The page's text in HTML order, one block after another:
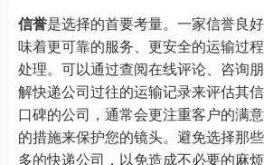
信誉是选择的首要考量。一家信誉良
味着更可靠的服务、更安全的运输过
处理。可以通过查阅在线评论、咨询
解快递公司过往的运输记录来评估其
口碑的公司，通常会更注重客户的满
的措施来保护您的镜头。避免选择那
多的快递公司，以免造成不必要的麻烦